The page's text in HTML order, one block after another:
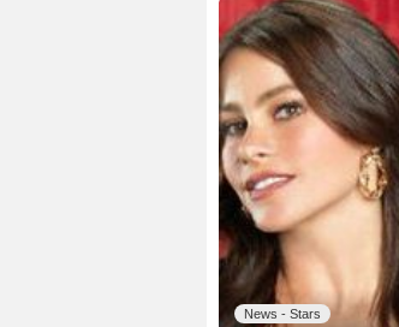
News - Stars